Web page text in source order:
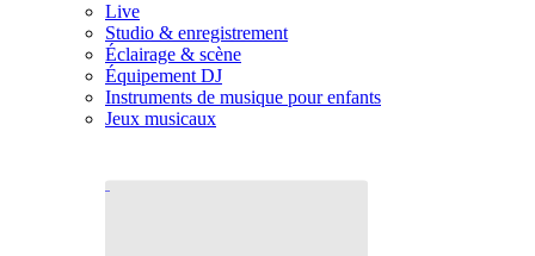
Live
Studio & enregistrement
Éclairage & scène
Équipement DJ
Instruments de musique pour enfants
Jeux musicaux